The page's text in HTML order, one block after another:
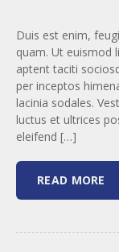
Duis est enim,
quam. Ut euismod
aptent taciti
per inceptos
lacinia sodales.
luctus et ultrices
eleifend […]
READ MORE